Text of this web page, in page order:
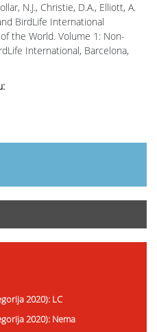
N.J., Christie, D.A., Elliott, A.
BirdLife International
the World. Volume 1: Non-
International, Barcelona,
2020): LC
2020): Nema